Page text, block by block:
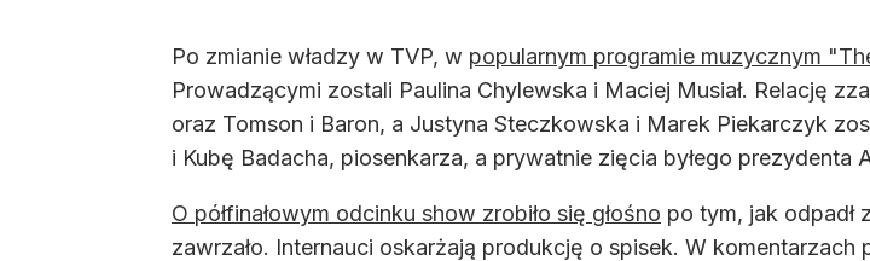
Po zmianie władzy w TVP, w popularnym programie muzycznym
Prowadzącymi zostali Paulina Chylewska i Maciej Musiał. Relację
oraz Tomson i Baron, a Justyna Steczkowska i Marek Piekarczyk
i Kubę Badacha, piosenkarza, a prywatnie zięcia byłego prezydenta
O półfinałowym odcinku show zrobiło się głośno po tym, jak odpadł
zawrzało. Internauci oskarżają produkcję o spisek. W